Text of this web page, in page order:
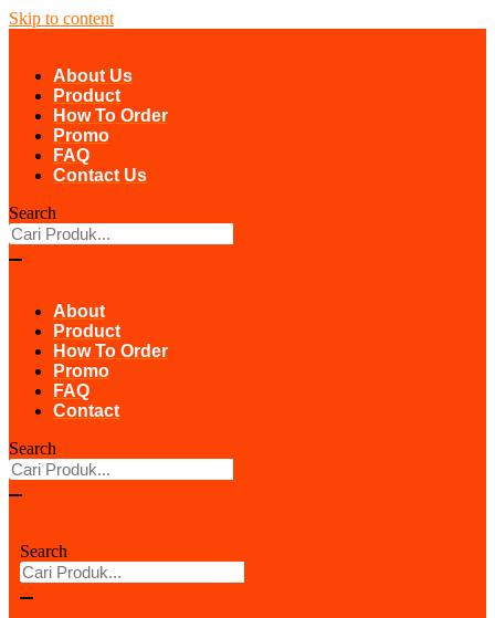
Skip to content
About Us
Product
How To Order
Promo
FAQ
Contact Us
Search
About
Product
How To Order
Promo
FAQ
Contact
Search
Search